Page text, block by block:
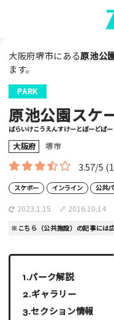
大阪府堺市にある原池公
ます。
PARK
原池公園スケ
ばらいけこうえんすけーとぼーどぱー
大阪府 堺市
3.57/5
スケボー インライン 公共
2023.1.15 2016.10.14
※こちら（公共施設）の記事には
パーク解説
ギャラリー
セクション情報